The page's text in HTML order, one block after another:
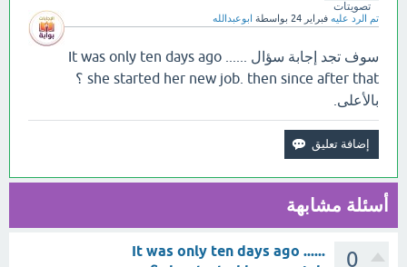
تصويتات
تم الرد عليه فبراير 24 بواسطة ابوعبدالله
سوف تجد إجابة سؤال It was only ten days ago ......
she started her new job. then since after that ؟
بالأعلى.
أسئلة مشابهة
0
It was only ten days ago ......